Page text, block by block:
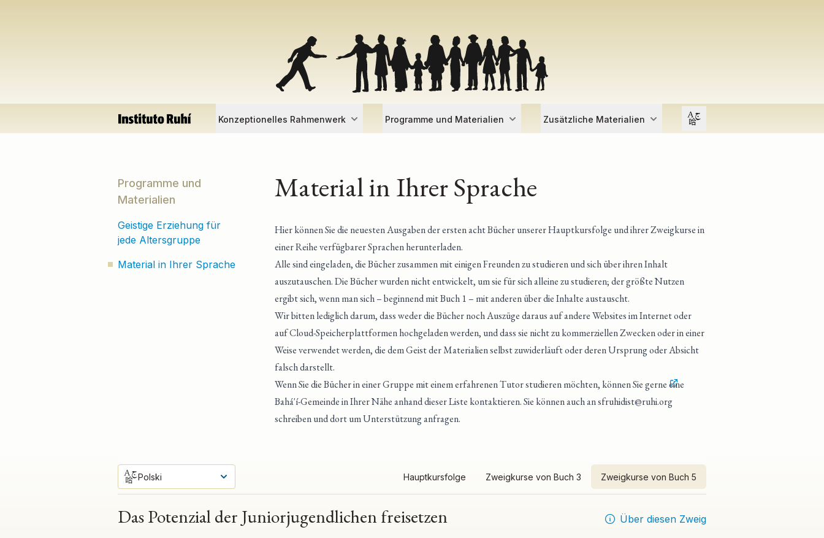
Konzeptionelles Rahmenwerk Programme und Materialien Zusätzliche Materialien Open user menu
Programme und
Materialien
Geistige Erziehung für
jede Altersgruppe
Material in Ihrer Sprache
Material in Ihrer Sprache
Hier können Sie die neuesten Ausgaben der ersten acht Bücher unserer Hauptkursfolge und ihrer Zweigkurse in
einer Reihe verfügbarer Sprachen herunterladen.
Alle sind eingeladen, die Bücher zusammen mit einigen Freunden zu studieren und sich über ihren Inhalt
auszutauschen. Die Bücher wurden nicht entwickelt, um sie für sich alleine zu studieren; der größte Nutzen
ergibt sich, wenn man sich – beginnend mit Buch 1 – mit anderen über die Inhalte austauscht.
Wir bitten lediglich darum, dass weder die Bücher noch Auszüge daraus auf andere Websites im Internet oder
auf Cloud-Speicherplattformen hochgeladen werden, und dass sie nicht zu kommerziellen Zwecken oder in einer
Weise verwendet werden, die dem Geist der Materialien selbst zuwiderläuft oder deren Ursprung oder Absicht
falsch darstellt.
Wenn Sie die Bücher in einer Gruppe mit einem erfahrenen Tutor studieren möchten, können Sie gerneeine
Bahá'í-Gemeinde in Ihrer Nähe anhand dieser Liste kontaktieren. Sie können auch ansfruhidist@ruhi.org
schreiben und dort um Unterstützung anfragen.
Polski Hauptkursfolge Zweigkurse von Buch 3 Zweigkurse von Buch 5
Das Potenzial der Juniorjugendlichen freisetzen Über diesen Zweig